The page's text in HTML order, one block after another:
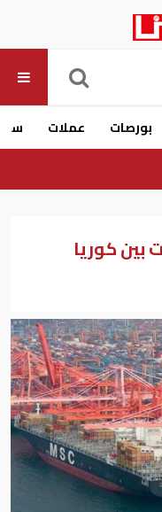
بورصات عملات
كوريا